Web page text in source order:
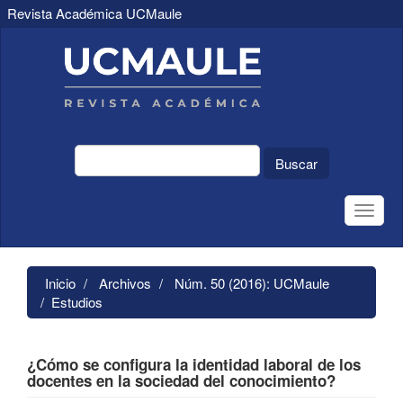
Revista Académica UCMaule
principal
Contenido
principal
Barra
Buscar
Toggle
Inicio Archivos
Núm. 50 (2016): UCMaule
Estudios
¿Cómo se configura la identidad laboral de los
docentes en la sociedad del conocimiento?